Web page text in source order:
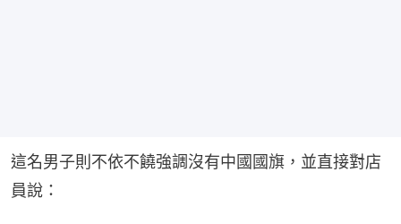
這名男子則不依不饒強調沒有中國國旗，並直接對店
員說：